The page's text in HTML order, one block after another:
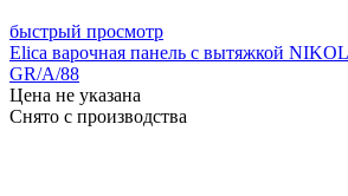
быстрый просмотр
Elica варочная панель с вытяжкой
GR/A/88
Цена не указана
Снято с производства